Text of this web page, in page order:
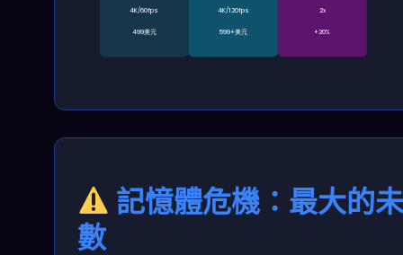
4K/60fps 4K/120fps 2x
499美元 599+美元 +20%
記憶體危機：最大的
數